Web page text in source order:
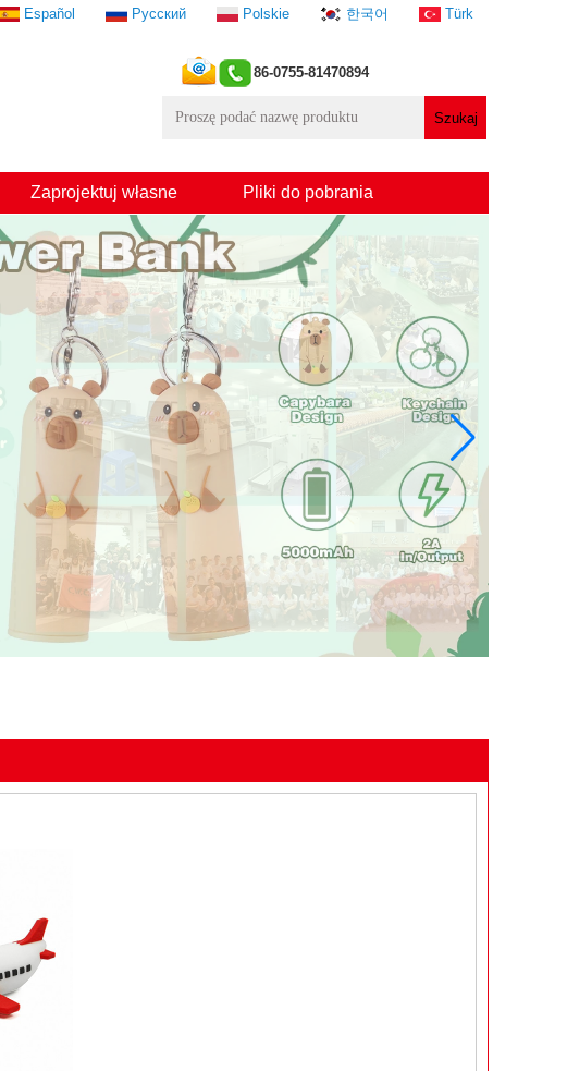
86-0755-81470894
Español Русский Polskie 한국어 Türk
Zaprojektuj własne Pliki do pobrania